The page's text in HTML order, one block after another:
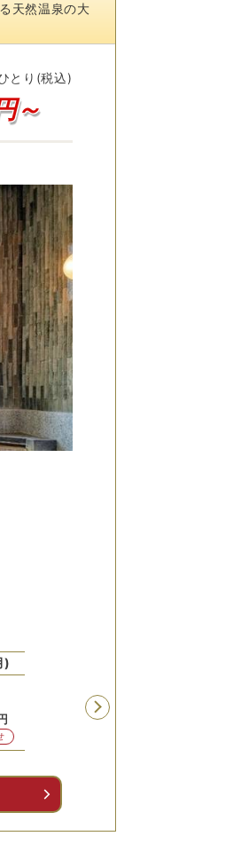
天然温泉の大
とり(税込)
～
)
円